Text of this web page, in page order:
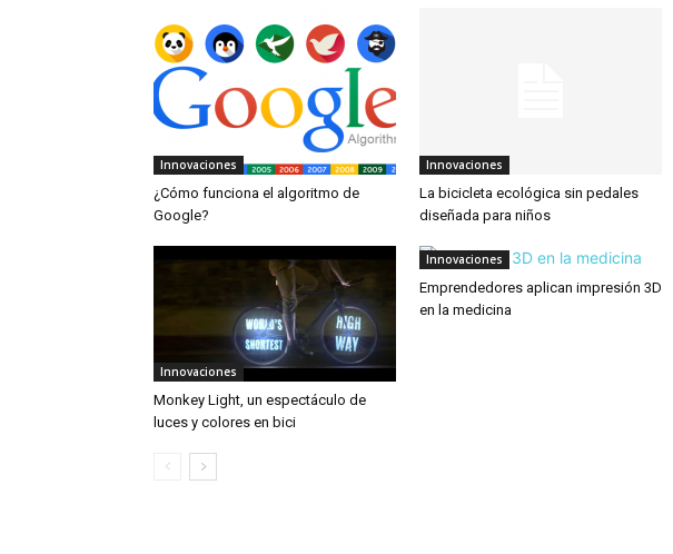
Innovaciones
¿Cómo funciona el algoritmo de
Google?
Innovaciones
La bicicleta ecológica sin pedales
diseñada para niños
Innovaciones
Monkey Light, un espectáculo de
luces y colores en bici
Innovaciones
Emprendedores aplican impresión 3D
en la medicina